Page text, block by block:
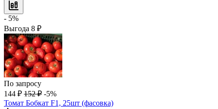
- 5%
Выгода 8 ₽
По запросу
144 ₽ 152 ₽ -5%
Томат Бобкат F1, 25шт (фасовка)